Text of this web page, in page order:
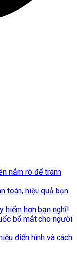
nắm rõ để tránh
toàn, hiệu quả bạn
hiểm hơn bạn nghĩ!
bổ mắt cho người
điển hình và cách